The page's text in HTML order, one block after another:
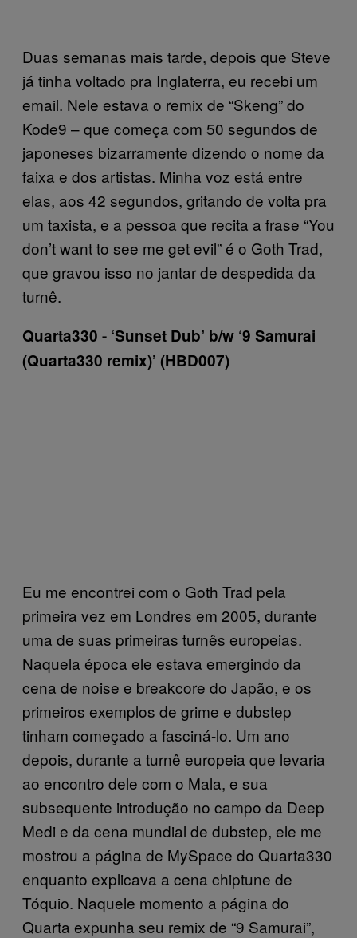
Duas semanas mais tarde, depois que Steve
já tinha voltado pra Inglaterra, eu recebi um
email. Nele estava o remix de “Skeng” do
Kode9 – que começa com 50 segundos de
japoneses bizarramente dizendo o nome da
faixa e dos artistas. Minha voz está entre
elas, aos 42 segundos, gritando de volta pra
um taxista, e a pessoa que recita a frase “You
don’t want to see me get evil” é o Goth Trad,
que gravou isso no jantar de despedida da
turnê.
Quarta330 -­ ‘Sunset Dub’ b/w ‘9 Samurai
(Quarta330 remix)’ (HBD007)
Eu me encontrei com o Goth Trad pela
primeira vez em Londres em 2005, durante
uma de suas primeiras turnês europeias.
Naquela época ele estava emergindo da
cena de noise e breakcore do Japão, e os
primeiros exemplos de grime e dubstep
tinham começado a fasciná-lo. Um ano
depois, durante a turnê europeia que levaria
ao encontro dele com o Mala, e sua
subsequente introdução no campo da Deep
Medi e da cena mundial de dubstep, ele me
mostrou a página de MySpace do Quarta330
enquanto explicava a cena chiptune de
Tóquio. Naquele momento a página do
Quarta expunha seu remix de “9 Samurai”,